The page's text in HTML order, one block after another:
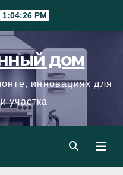
1:04:27 PM
дом
инновациях для
участка